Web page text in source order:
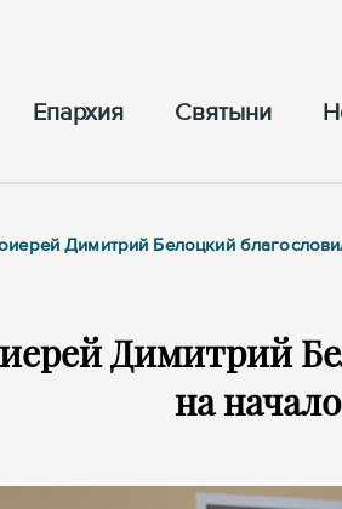
Епархия Cвятыни
Димитрий Белоцкий
Димитрий
на